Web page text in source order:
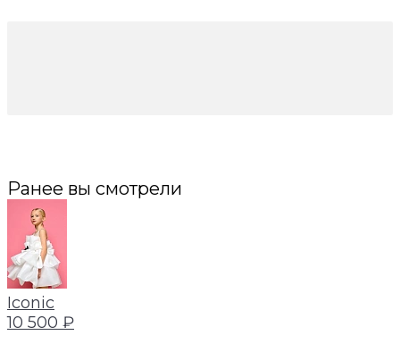
Ранее вы смотрели
Iconic
10 500 ₽